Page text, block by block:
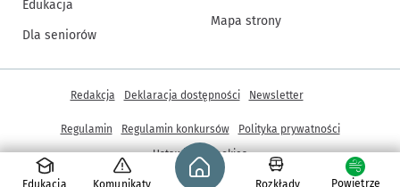
Edukacja Komunikaty
Strona główna - wroclaw.pl
Rozkłady Powietrze
Edukacja
Dla seniorów
Mapa strony
Inne informacje
Redakcja Deklaracja dostępności Newsletter
Regulamin Regulamin konkursów
Polityka prywatności
Ustawienia cookies